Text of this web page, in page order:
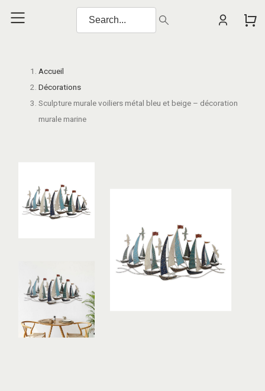
Accueil
Décorations
Sculpture murale voiliers métal bleu et beige – décoration
murale marine